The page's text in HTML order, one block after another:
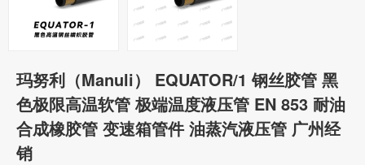
玛努利（Manuli） EQUATOR/1 钢丝胶管 黑
色极限高温软管 极端温度液压管 EN 853 耐油
合成橡胶管 变速箱管件 油蒸汽液压管 广州经
销